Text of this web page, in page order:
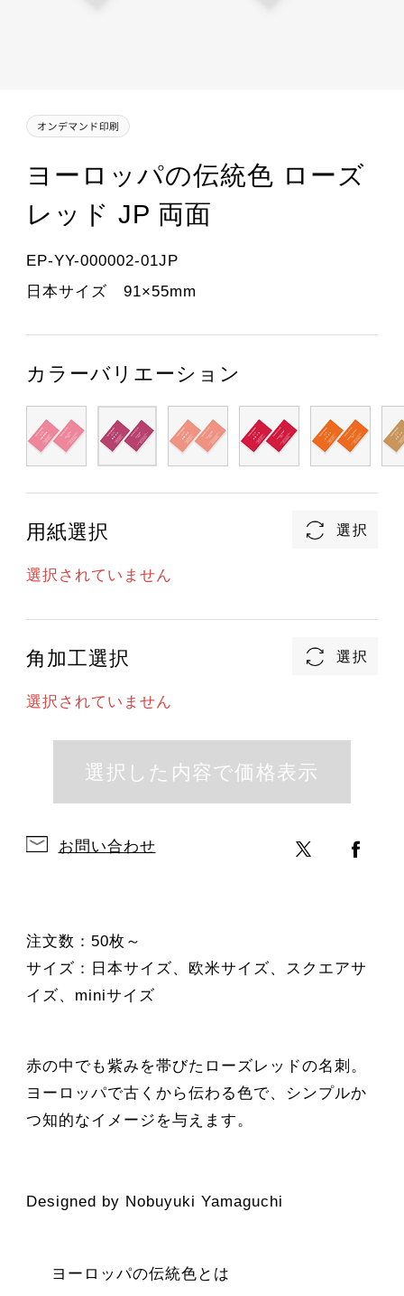
ヨーロッパの伝統色 ローズ
レッド JP 両面
EP-YY-000002-01JP
日本サイズ 91×55mm
カラーバリエーション
用紙選択
選択されていません
角加工選択
選択されていません
お問い合わせ
注文数：50枚～
サイズ：日本サイズ、欧米サイズ、スクエアサ
イズ、miniサイズ
赤の中でも紫みを帯びたローズレッドの名刺。
ヨーロッパで古くから伝わる色で、シンプルか
つ知的なイメージを与えます。
Designed by Nobuyuki Yamaguchi
ヨーロッパの伝統色とは